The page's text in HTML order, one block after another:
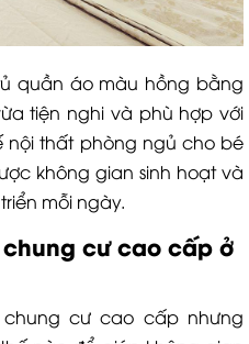
quần áo màu hồng bằng
tiện nghi và phù hợp với
nội thất phòng ngủ cho bé
không gian sinh hoạt và
mỗi ngày.
cư cao cấp ở
cư cao cấp nhưng